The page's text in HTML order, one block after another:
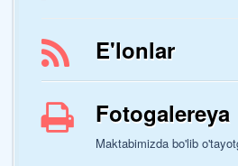
E'lonlar
Fotogalereya
Maktabimizda bo'lib